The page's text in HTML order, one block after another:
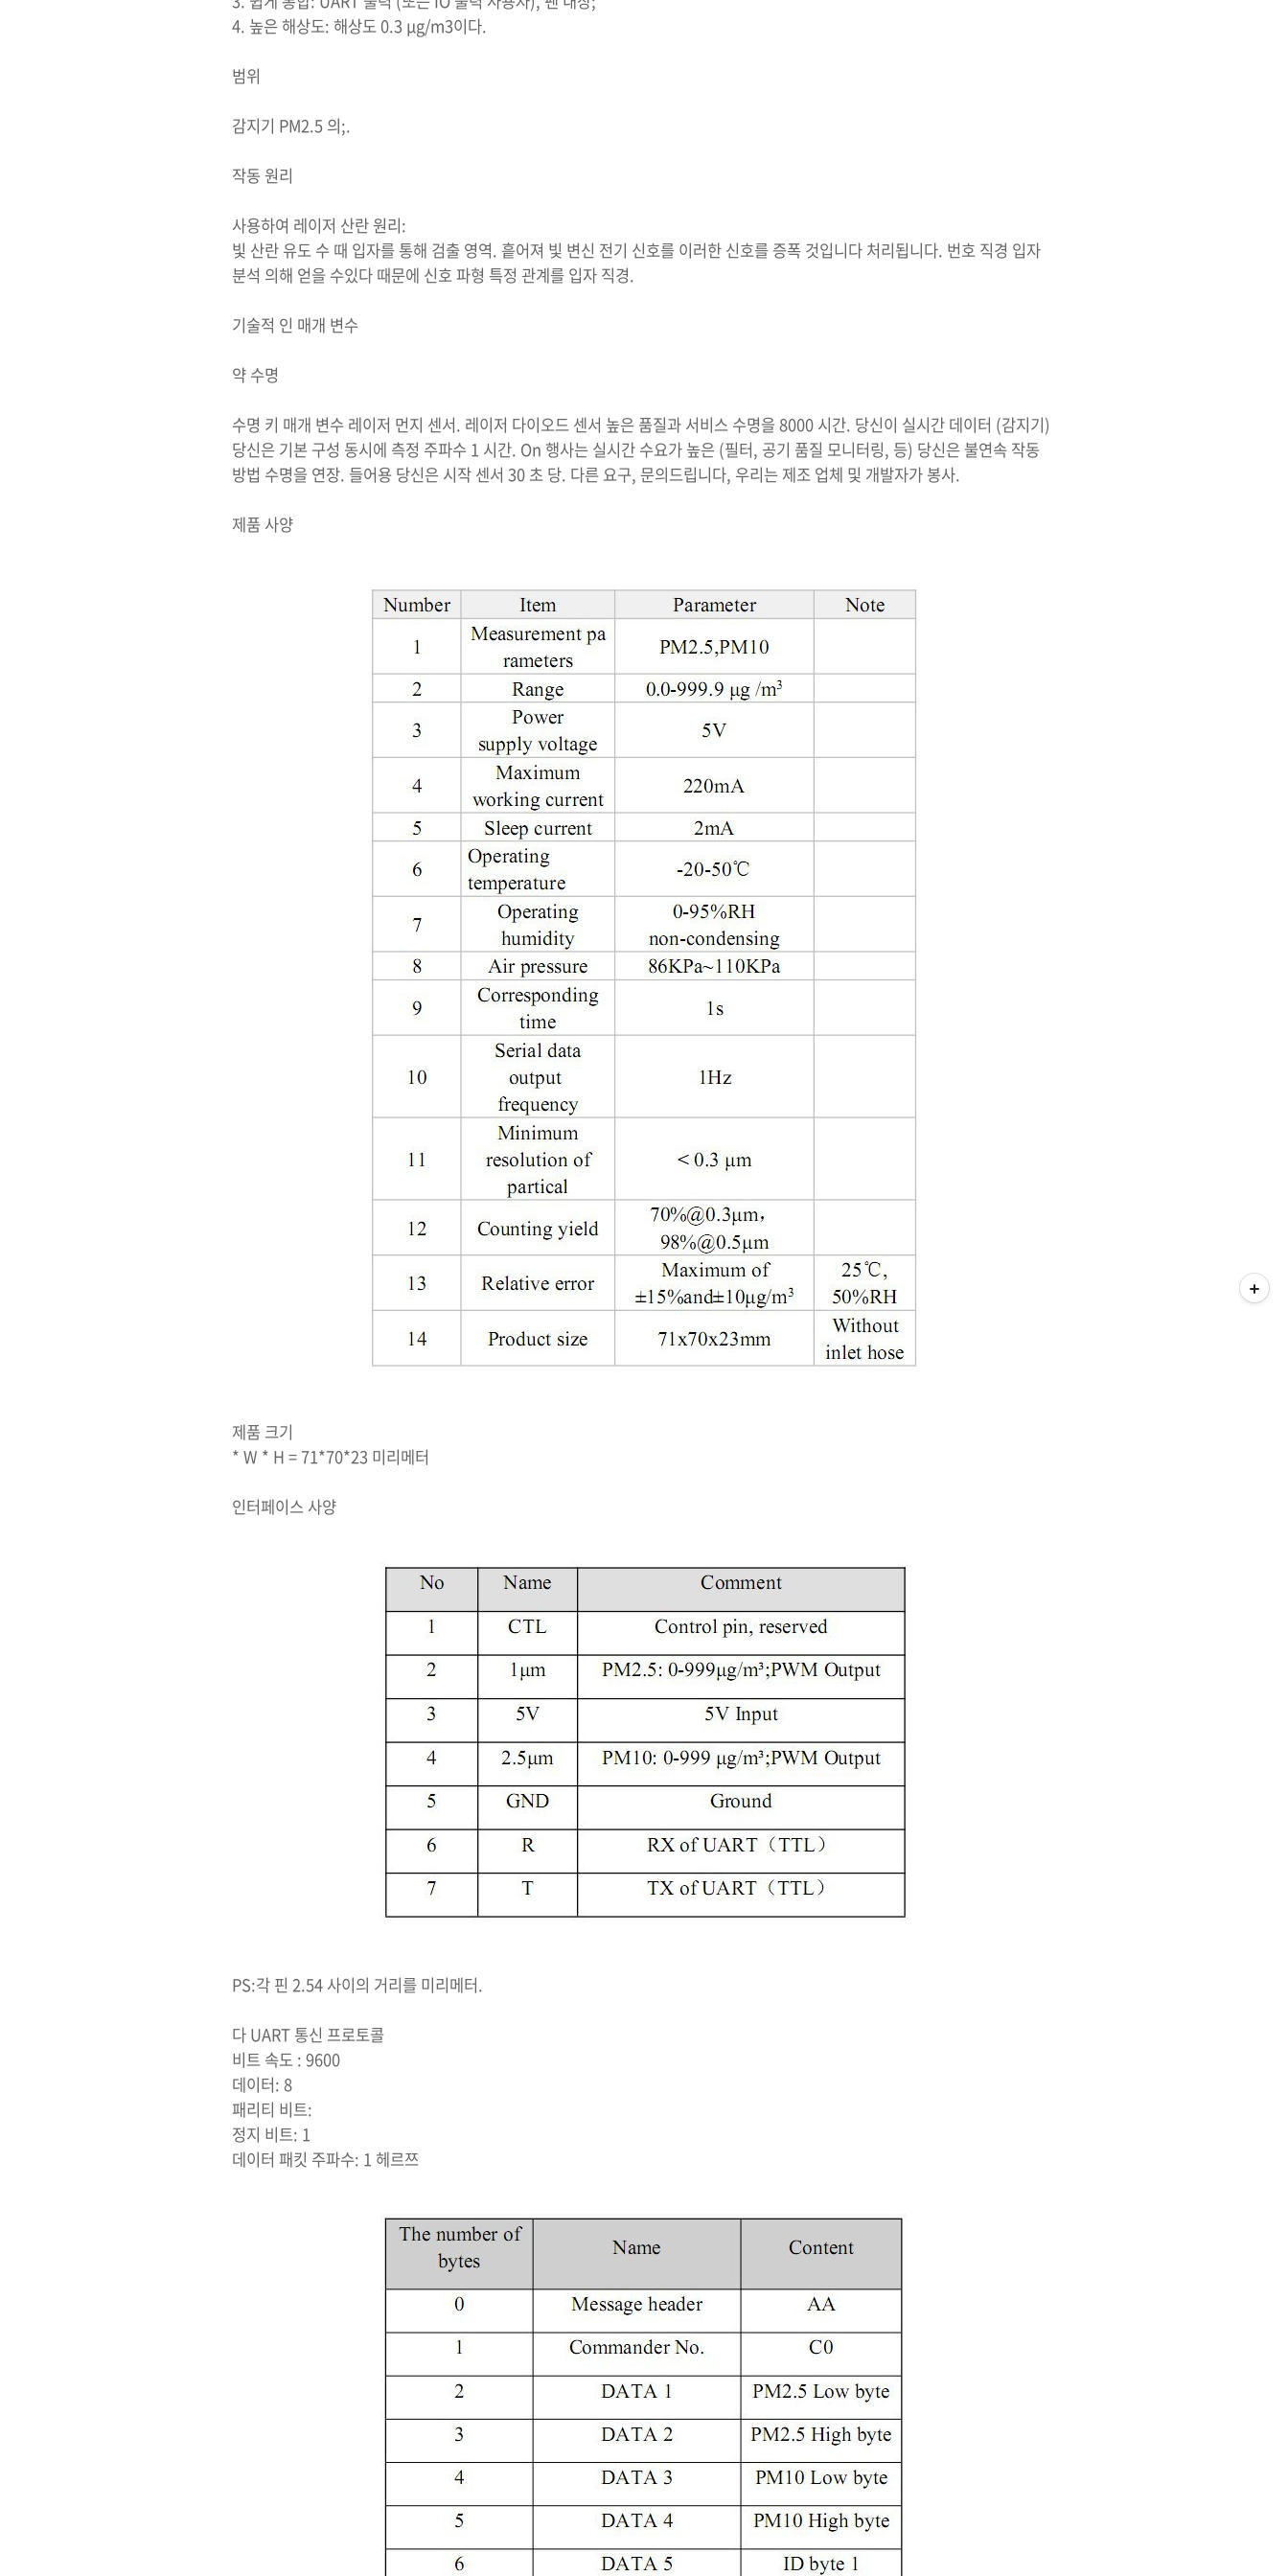
4. 높은 해상도: 해상도 0.3 μg/m3이다.
범위
감지기 PM2.5 의;.
작동 원리
사용하여 레이저 산란 원리:
빛 산란 유도 수 때 입자를 통해 검출 영역. 흩어져 빛 변신 전기 신호를 이러한 신호를 증폭 것입니다 처리됩니다. 번호 직경 입자
분석 의해 얻을 수있다 때문에 신호 파형 특정 관계를 입자 직경.
기술적 인 매개 변수
약 수명
수명 키 매개 변수 레이저 먼지 센서. 레이저 다이오드 센서 높은 품질과 서비스 수명을 8000 시간. 당신이 실시간 데이터 (감지기)
당신은 기본 구성 동시에 측정 주파수 1 시간. On 행사는 실시간 수요가 높은 (필터, 공기 품질 모니터링, 등) 당신은 불연속 작동
방법 수명을 연장. 들어용 당신은 시작 센서 30 초 당. 다른 요구, 문의드립니다, 우리는 제조 업체 및 개발자가 봉사.
제품 사양
제품 크기
* W * H = 71*70*23 미리메터
인터페이스 사양
PS:각 핀 2.54 사이의 거리를 미리메터.
다 UART 통신 프로토콜
비트 속도 : 9600
데이터: 8
패리티 비트:
정지 비트: 1
데이터 패킷 주파수: 1 헤르쯔